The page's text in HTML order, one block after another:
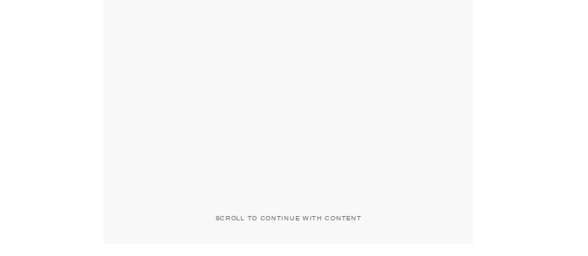
SCROLL TO CONTINUE WITH CONTENT